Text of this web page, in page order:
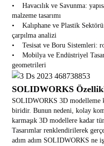
• Havacılık ve Savunma:
malzeme tasarımı
• Kalıphane ve Plastik Sektörü:
çarpılma analizi
• Tesisat ve Boru Sistemleri:
• Mobilya ve Endüstriyel
geometrileri
SOLIDWORKS
SOLIDWORKS 3D modelleme
biridir. Bunun nedeni, kolay
karmaşık 3D modellere kadar
Tasarımlar renklendirilerek
adım adım SOLIDWORKS ne